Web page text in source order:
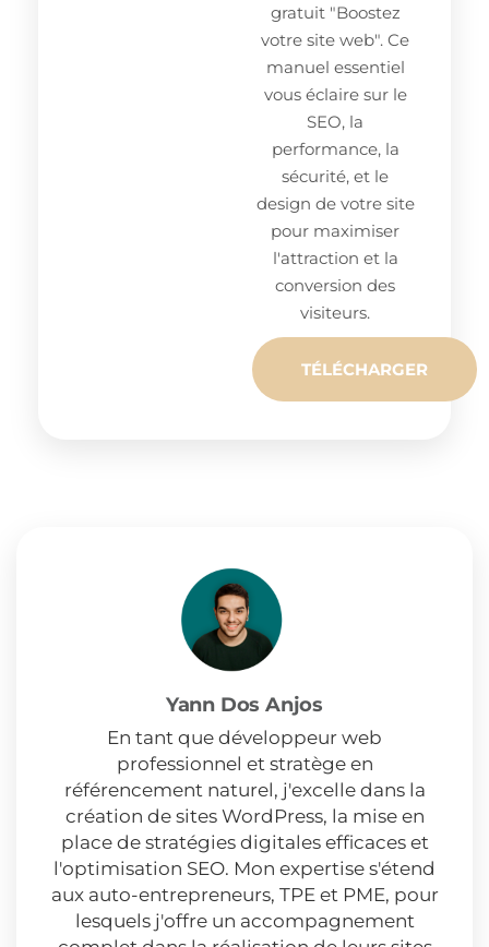
gratuit "Boostez
votre site web". Ce
manuel essentiel
vous éclaire sur le
SEO, la
performance, la
sécurité, et le
design de votre site
pour maximiser
l'attraction et la
conversion des
visiteurs.
TÉLÉCHARGER
Yann Dos Anjos
En tant que développeur web
professionnel et stratège en
référencement naturel, j'excelle dans la
création de sites WordPress, la mise en
place de stratégies digitales efficaces et
l'optimisation SEO. Mon expertise s'étend
aux auto-entrepreneurs, TPE et PME, pour
lesquels j'offre un accompagnement